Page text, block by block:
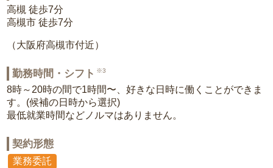
高槻 徒歩7分
高槻市 徒歩7分
（大阪府高槻市付近）
勤務時間・シフト ※3
8時～20時の間で1時間〜、好きな日時に働くことができま
す。(候補の日時から選択)
最低就業時間などノルマはありません。
契約形態
業務委託